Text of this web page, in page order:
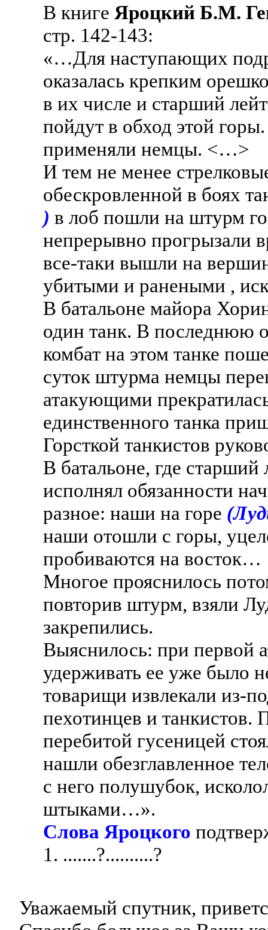
В книгеЯроцкий Б.М.
стр. 142-143:
«…Для наступающих
оказалась крепким
в их числе и старший
пойдут в обход этой
применяли немцы. <…>
И тем не менее
обескровленной в боях
) в лоб пошли на штурм
непрерывно прогрызали
все-таки вышли на
убитыми и ранеными ,
В батальоне майора
один танк. В последнюю
комбат на этом танке
суток штурма немцы
атакующими
единственного танка
Горсткой танкистов
В батальоне, где старший
исполнял обязанности
разное: наши на горе
наши отошли с горы,
пробиваются на восток…
Многое прояснилось
повторив штурм, взяли
закрепились.
Выяснилось: при первой
удерживать ее уже было
товарищи извлекали из-
пехотинцев и танкистов.
перебитой гусеницей
нашли обезглавленное
с него полушубок,
штыками…».
Слова Яроцкого
1. .......?..........?
Уважаемый спутник,